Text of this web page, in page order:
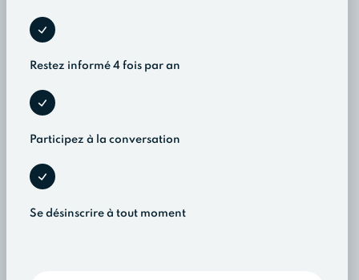
Restez informé 4 fois par an
Participez à la conversation
Se désinscrire à tout moment